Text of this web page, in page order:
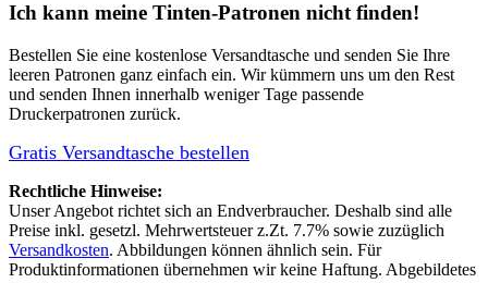
Ich kann meine Tinten-Patronen nicht finden!
Bestellen Sie eine kostenlose Versandtasche und senden Sie Ihre
leeren Patronen ganz einfach ein. Wir kümmern uns um den Rest
und senden Ihnen innerhalb weniger Tage passende
Druckerpatronen zurück.
Gratis Versandtasche bestellen
Rechtliche Hinweise:
Unser Angebot richtet sich an Endverbraucher. Deshalb sind alle
Preise inkl. gesetzl. Mehrwertsteuer z.Zt. 7.7% sowie zuzüglich
Versandkosten. Abbildungen können ähnlich sein. Für
Produktinformationen übernehmen wir keine Haftung. Abgebildetes